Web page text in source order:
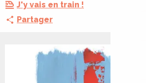
J'y vais en train !
Partager